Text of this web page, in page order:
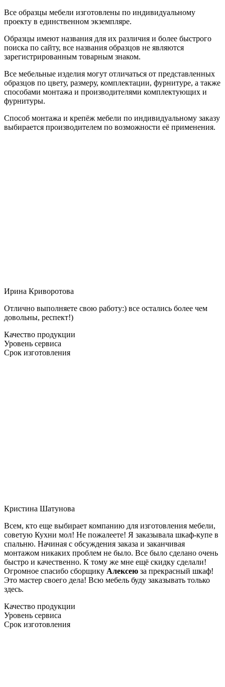
Все образцы мебели изготовлены по индивидуальному
проекту в единственном экземпляре.
Образцы имеют названия для их различия и более быстрого
поиска по сайту, все названия образцов не являются
зарегистрированным товарным знаком.
Все мебельные изделия могут отличаться от представленных
образцов по цвету, размеру, комплектации, фурнитуре, а также
способами монтажа и производителями комплектующих и
фурнитуры.
Способ монтажа и крепёж мебели по индивидуальному заказу
выбирается производителем по возможности её применения.
Ирина Криворотова
Отлично выполняете свою работу:) все остались более чем
довольны, респект!)
Качество продукции
Уровень сервиса
Срок изготовления
Кристина Шатунова
Всем, кто еще выбирает компанию для изготовления мебели,
советую Кухни мол! Не пожалеете! Я заказывала шкаф-купе в
спальню. Начиная с обсуждения заказа и заканчивая
монтажом никаких проблем не было. Все было сделано очень
быстро и качественно. К тому же мне ещё скидку сделали!
Огромное спасибо сборщику Алексею за прекрасный шкаф!
Это мастер своего дела! Всю мебель буду заказывать только
здесь.
Качество продукции
Уровень сервиса
Срок изготовления